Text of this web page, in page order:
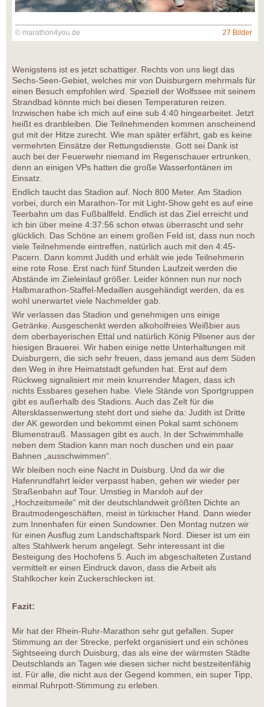
© marathon4you.de 27 Bilder
Wenigstens ist es jetzt schattiger. Rechts von uns liegt das
Sechs-Seen-Gebiet, welches mir von Duisburgern mehrmals für
einen Besuch empfohlen wird. Speziell der Wolfssee mit seinem
Strandbad könnte mich bei diesen Temperaturen reizen.
Inzwischen habe ich mich auf eine sub 4:40 hingearbeitet. Jetzt
heißt es dranbleiben. Die Teilnehmenden kommen anscheinend
gut mit der Hitze zurecht. Wie man später erfährt, gab es keine
vermehrten Einsätze der Rettungsdienste. Gott sei Dank ist
auch bei der Feuerwehr niemand im Regenschauer ertrunken,
denn an einigen VPs hatten die große Wasserfontänen im
Einsatz.
Endlich taucht das Stadion auf. Noch 800 Meter. Am Stadion
vorbei, durch ein Marathon-Tor mit Light-Show geht es auf eine
Teerbahn um das Fußballfeld. Endlich ist das Ziel erreicht und
ich bin über meine 4:37:56 schon etwas überrascht und sehr
glücklich. Das Schöne an einem großen Feld ist, dass nun noch
viele Teilnehmende eintreffen, natürlich auch mit den 4:45-
Pacern. Dann kommt Judith und erhält wie jede Teilnehmerin
eine rote Rose. Erst nach fünf Stunden Laufzeit werden die
Abstände im Zieleinlauf größer. Leider können nun nur noch
Halbmarathon-Staffel-Medaillen ausgehändigt werden, da es
wohl unerwartet viele Nachmelder gab.
Wir verlassen das Stadion und genehmigen uns einige
Getränke. Ausgeschenkt werden alkoholfreies Weißbier aus
dem oberbayerischen Ettal und natürlich König Pilsener aus der
hiesigen Brauerei. Wir haben einige nette Unterhaltungen mit
Duisburgern, die sich sehr freuen, dass jemand aus dem Süden
den Weg in ihre Heimatstadt gefunden hat. Erst auf dem
Rückweg signalisiert mir mein knurrender Magen, dass ich
nichts Essbares gesehen habe. Viele Stände von Sportgruppen
gibt es außerhalb des Stadions. Auch das Zelt für die
Altersklassenwertung steht dort und siehe da: Judith ist Dritte
der AK geworden und bekommt einen Pokal samt schönem
Blumenstrauß. Massagen gibt es auch. In der Schwimmhalle
neben dem Stadion kann man noch duschen und ein paar
Bahnen „ausschwimmen“.
Wir bleiben noch eine Nacht in Duisburg. Und da wir die
Hafenrundfahrt leider verpasst haben, gehen wir wieder per
Straßenbahn auf Tour. Umstieg in Marxloh auf der
„Hochzeitsmeile“ mit der deutschlandweit größten Dichte an
Brautmodengeschäften, meist in türkischer Hand. Dann wieder
zum Innenhafen für einen Sundowner. Den Montag nutzen wir
für einen Ausflug zum Landschaftspark Nord. Dieser ist um ein
altes Stahlwerk herum angelegt. Sehr interessant ist die
Besteigung des Hochofens 5. Auch im abgeschalteten Zustand
vermittelt er einen Eindruck davon, dass die Arbeit als
Stahlkocher kein Zuckerschlecken ist.
Fazit:
Mir hat der Rhein-Ruhr-Marathon sehr gut gefallen. Super
Stimmung an der Strecke, perfekt organisiert und ein schönes
Sightseeing durch Duisburg, das als eine der wärmsten Städte
Deutschlands an Tagen wie diesen sicher nicht bestzeitenfähig
ist. Für alle, die nicht aus der Gegend kommen, ein super Tipp,
einmal Ruhrpott-Stimmung zu erleben.